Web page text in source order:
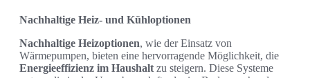
Nachhaltige Heiz- und Kühloptionen
Nachhaltige Heizoptionen, wie der Einsatz von
Wärmepumpen, bieten eine hervorragende Möglichkeit, die
Energieeffizienz im Haushalt zu steigern. Diese Systeme